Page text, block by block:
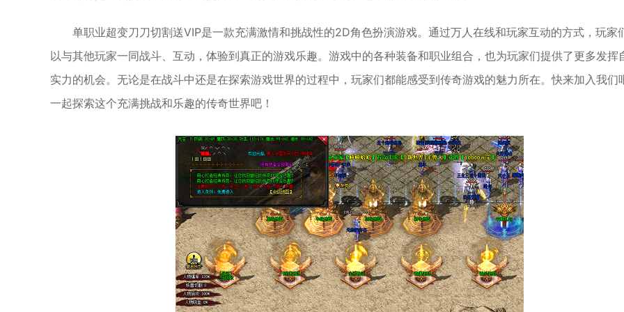
单职业超变刀刀切割送VIP是一款充满激情和挑战性的2D角色扮演游戏。通过万人在线和玩家互动的方式，玩家
以与其他玩家一同战斗、互动，体验到真正的游戏乐趣。游戏中的各种装备和职业组合，也为玩家们提供了更多发挥
实力的机会。无论是在战斗中还是在探索游戏世界的过程中，玩家们都能感受到传奇游戏的魅力所在。快来加入我们
一起探索这个充满挑战和乐趣的传奇世界吧！